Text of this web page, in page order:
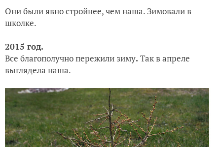
Они были явно стройнее, чем наша. Зимовали в
школке.
2015 год.
Все благополучно пережили зиму. Так в апреле
выглядела наша.